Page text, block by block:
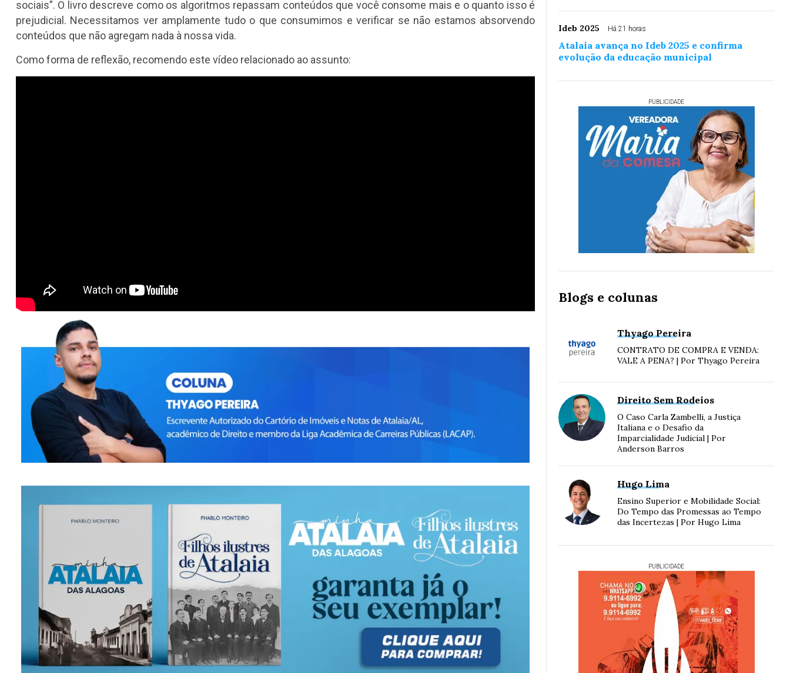
sociais”. O livro descreve como os algoritmos repassam conteúdos que você consome mais e o quanto isso é
prejudicial. Necessitamos ver amplamente tudo o que consumimos e verificar se não estamos absorvendo
conteúdos que não agregam nada à nossa vida.
Como forma de reflexão, recomendo este vídeo relacionado ao assunto:
Ideb 2025 Há 21 horas
Atalaia avança no Ideb 2025 e confirma
evolução da educação municipal
PUBLICIDADE
Blogs e colunas
Thyago Pereira
CONTRATO DE COMPRA E VENDA:
VALE A PENA? | Por Thyago Pereira
Direito Sem Rodeios
O Caso Carla Zambelli, a Justiça
Italiana e o Desafio da
Imparcialidade Judicial | Por
Anderson Barros
Hugo Lima
Ensino Superior e Mobilidade Social:
Do Tempo das Promessas ao Tempo
das Incertezas | Por Hugo Lima
PUBLICIDADE